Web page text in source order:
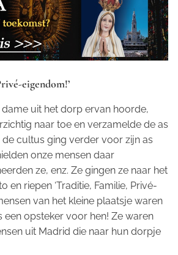
eigendom!’
uit het dorp ervan hoorde,
naar toe en verzamelde de as
de cultus ging verder voor zijn as
onze mensen daar
ze, enz. Ze gingen ze naar het
en riepen ‘Traditie, Familie, Privé-
van het kleine plaatsje waren
een opsteker voor hen! Ze waren
uit Madrid die naar hun dorpje